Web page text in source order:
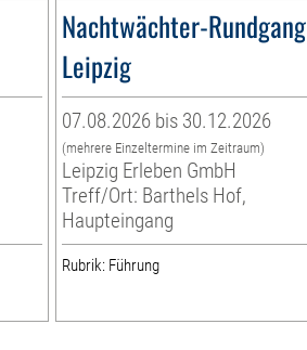
Nachtwächter-Rundgang
Leipzig
07.08.2026 bis 30.12.2026
(mehrere Einzeltermine im Zeitraum)
Leipzig Erleben GmbH
Treff/Ort: Barthels Hof,
Haupteingang
Rubrik: Führung